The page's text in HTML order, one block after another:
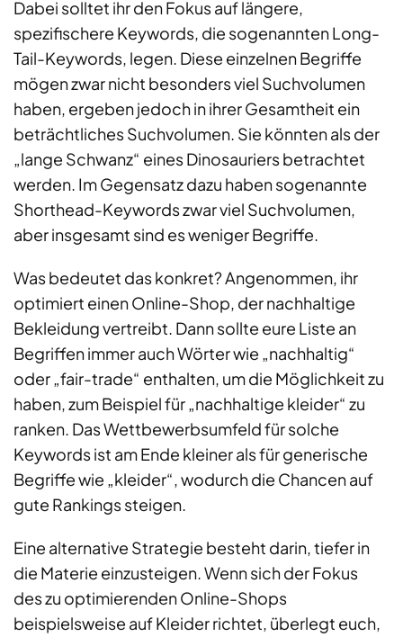
Dabei solltet ihr den Fokus auf längere,
spezifischere Keywords, die sogenannten Long-
Tail-Keywords, legen. Diese einzelnen Begriffe
mögen zwar nicht besonders viel Suchvolumen
haben, ergeben jedoch in ihrer Gesamtheit ein
beträchtliches Suchvolumen. Sie könnten als der
„lange Schwanz“ eines Dinosauriers betrachtet
werden. Im Gegensatz dazu haben sogenannte
Shorthead-Keywords zwar viel Suchvolumen,
aber insgesamt sind es weniger Begriffe.
Was bedeutet das konkret? Angenommen, ihr
optimiert einen Online-Shop, der nachhaltige
Bekleidung vertreibt. Dann sollte eure Liste an
Begriffen immer auch Wörter wie „nachhaltig“
oder „fair-trade“ enthalten, um die Möglichkeit zu
haben, zum Beispiel für „nachhaltige kleider“ zu
ranken. Das Wettbewerbsumfeld für solche
Keywords ist am Ende kleiner als für generische
Begriffe wie „kleider“, wodurch die Chancen auf
gute Rankings steigen.
Eine alternative Strategie besteht darin, tiefer in
die Materie einzusteigen. Wenn sich der Fokus
des zu optimierenden Online-Shops
beispielsweise auf Kleider richtet, überlegt euch,